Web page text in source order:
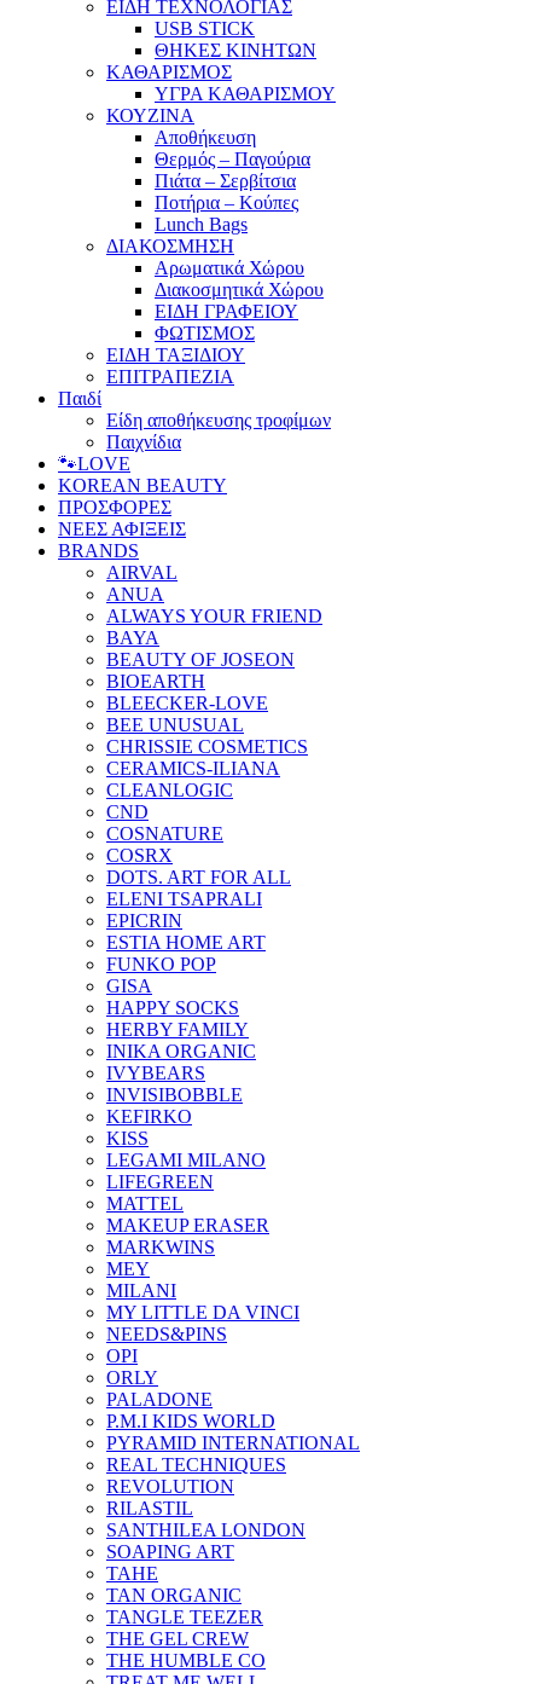
ΕΙΔΗ ΤΕΧΝΟΛΟΓΙΑΣ
USB STICK
ΘΗΚΕΣ ΚΙΝΗΤΩΝ
ΚΑΘΑΡΙΣΜΟΣ
ΥΓΡΑ ΚΑΘΑΡΙΣΜΟΥ
ΚΟΥΖΙΝΑ
Αποθήκευση
Θερμός – Παγούρια
Πιάτα – Σερβίτσια
Ποτήρια – Κούπες
Lunch Bags
ΔΙΑΚΟΣΜΗΣΗ
Αρωματικά Χώρου
Διακοσμητικά Χώρου
ΕΙΔΗ ΓΡΑΦΕΙΟΥ
ΦΩΤΙΣΜΟΣ
ΕΙΔΗ ΤΑΞΙΔΙΟΥ
ΕΠΙΤΡΑΠΕΖΙΑ
Παιδί
Είδη αποθήκευσης τροφίμων
Παιχνίδια
🐾LOVE
KOREAN BEAUTY
ΠΡΟΣΦΟΡΕΣ
ΝΕΕΣ ΑΦΙΞΕΙΣ
BRANDS
AIRVAL
ANUA
ALWAYS YOUR FRIEND
BAYA
BEAUTY OF JOSEON
BIOEARTH
BLEECKER-LOVE
BEE UNUSUAL
CHRISSIE COSMETICS
CERAMICS-ILIANA
CLEANLOGIC
CND
COSNATURE
COSRX
DOTS. ART FOR ALL
ELENI TSAPRALI
EPICRIN
ESTIA HOME ART
FUNKO POP
GISA
HAPPY SOCKS
HERBY FAMILY
INIKA ORGANIC
IVYBEARS
INVISIBOBBLE
KEFIRKO
KISS
LEGAMI MILANO
LIFEGREEN
MATTEL
MAKEUP ERASER
MARKWINS
MEY
MILANI
MY LITTLE DA VINCI
NEEDS&PINS
OPI
ORLY
PALADONE
P.M.I KIDS WORLD
PYRAMID INTERNATIONAL
REAL TECHNIQUES
REVOLUTION
RILASTIL
SANTHILEA LONDON
SOAPING ART
TAHE
TAN ORGANIC
TANGLE TEEZER
THE GEL CREW
THE HUMBLE CO